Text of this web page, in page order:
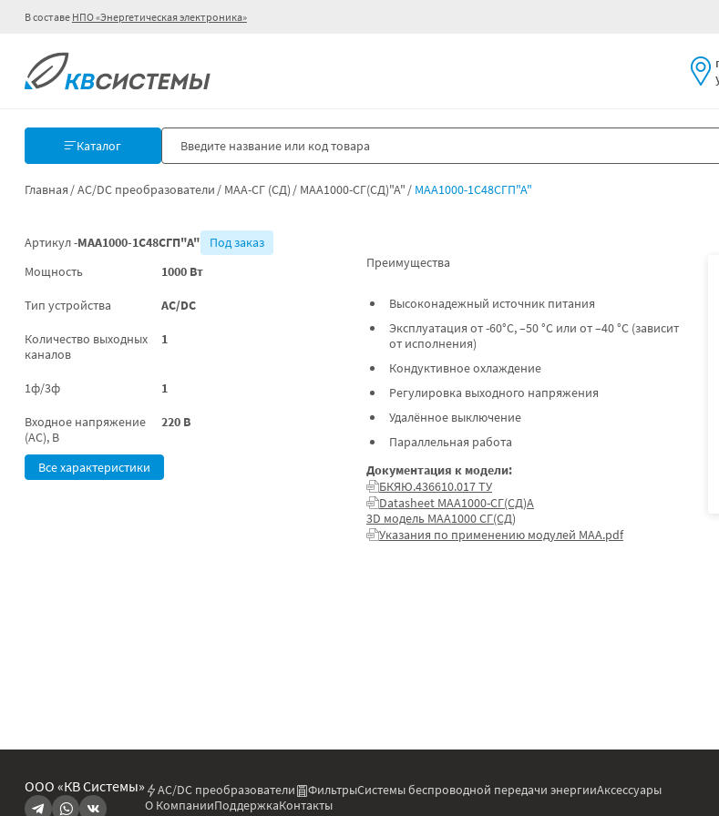
В составе НПО «Энергетическая электроника»
Каталог
Главная AC/DC преобразователи МАА-СГ (СД) МАА1000-СГ(СД)"А" МАА1000-1С48СГП"А"
Артикул -МАА1000-1С48СГП"А"
Под заказ
Мощность
1000 Вт
Тип устройства AC/DC
Количество выходных
каналов
1
1ф/3ф 1
Входное напряжение
(AC), В
220 В
Все характеристики
Преимущества
Высоконадежный источник питания
Эксплуатация от -60°C, –50 °C или от –40 °C (зависит
от исполнения)
Кондуктивное охлаждение
Регулировка выходного напряжения
Удалённое выключение
Параллельная работа
Документация к модели:
БКЯЮ.436610.017 ТУ
Datasheet МАА1000-СГ(СД)А
3D модель МАА1000 СГ(СД)
Указания по применению модулей МАА.pdf
ООО «КВ Системы» AC/DC преобразователи ФильтрыСистемы беспроводной передачи энергииАксессуары
О КомпанииПоддержкаКонтакты